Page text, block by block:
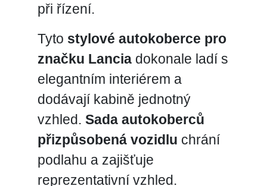
při řízení.
Tyto stylové autokoberce pro
značku Lanciadokonale ladí s
elegantním interiérem a
dodávají kabině jednotný
vzhled. Sada autokoberců
přizpůsobená vozidlu chrání
podlahu a zajišťuje
reprezentativní vzhled.